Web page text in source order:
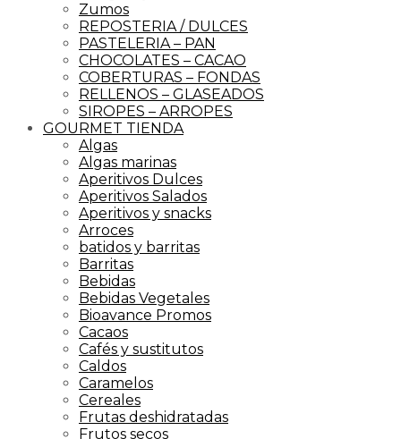
Zumos
REPOSTERIA / DULCES
PASTELERIA – PAN
CHOCOLATES – CACAO
COBERTURAS – FONDAS
RELLENOS – GLASEADOS
SIROPES – ARROPES
GOURMET TIENDA
Algas
Algas marinas
Aperitivos Dulces
Aperitivos Salados
Aperitivos y snacks
Arroces
batidos y barritas
Barritas
Bebidas
Bebidas Vegetales
Bioavance Promos
Cacaos
Cafés y sustitutos
Caldos
Caramelos
Cereales
Frutas deshidratadas
Frutos secos